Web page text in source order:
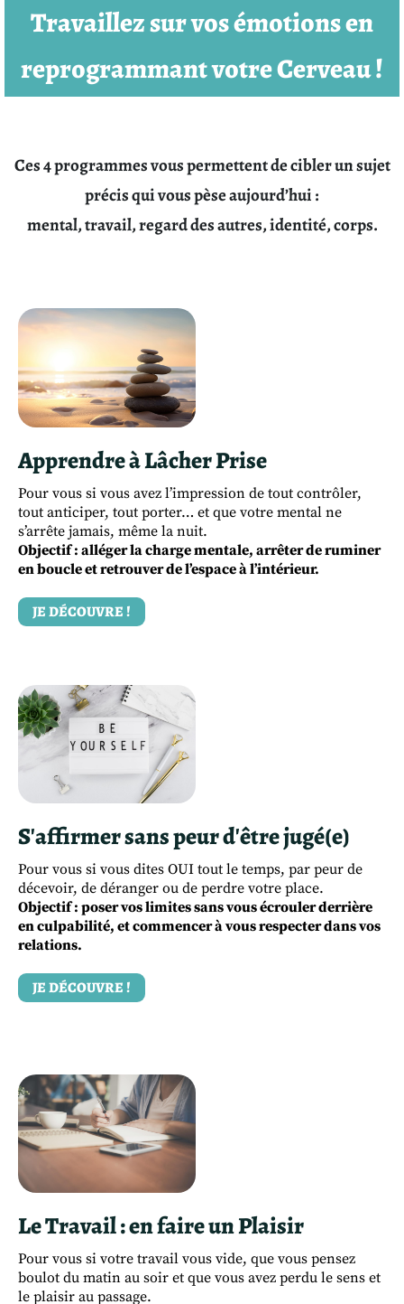
Travaillez sur vos émotions en
reprogrammant votre Cerveau !
Ces 4 programmes vous permettent de ciblerun sujet
précisqui vous pèse aujourd’hui :
mental, travail, regard des autres, identité, corps.
Apprendre à Lâcher Prise
Pour vous si vous avez l’impression de tout contrôler,
tout anticiper, tout porter… et que votre mental ne
s’arrête jamais, même la nuit.
Objectif : alléger la charge mentale, arrêter de ruminer
en boucle et retrouver de l’espace à l’intérieur.
JE DÉCOUVRE !
S'affirmer sans peur d'être jugé(e)
Pour vous si vous dites OUI tout le temps, par peur de
décevoir, de déranger ou de perdre votre place.
Objectif : poser vos limites sans vous écrouler derrière
en culpabilité, et commencer à vous respecter dans vos
relations.
JE DÉCOUVRE !
Le Travail : en faire un Plaisir
Pour vous si votre travail vous vide, que vous pensez
boulot du matin au soir et que vous avez perdu le sens et
le plaisir au passage.